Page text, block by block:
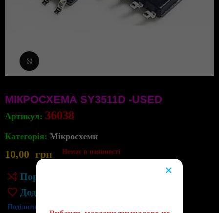
МІКРОСХЕМА SY3511D -USED
Артикул: 36038
Категорія: Мікросхеми
10,00 грн Немає в наявності
Порівняння
Додати до списку бажань
Поділитись:
×